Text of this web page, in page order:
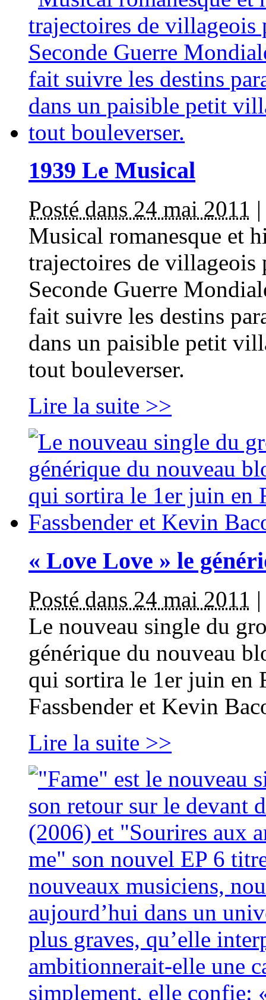
1939 Le Musical
Posté dans 24 mai 2011
Musical romanesque et
trajectoires de villageois
Seconde Guerre
fait suivre les destins
dans un paisible petit
tout bouleverser.
Lire la suite >>
« Love Love » le
Posté dans 24 mai 2011
Le nouveau single du
générique du nouveau
qui sortira le 1er juin en
Fassbender et Kevin
Lire la suite >>